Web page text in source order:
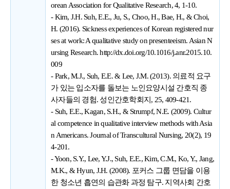
orean Association for Qualitative Research, 4, 1-10.
- Kim, J.H. Suh, E.E., Ju, S., Choo, H., Bae, H., & Choi,
H. (2016). Sickness experiences of Korean registered nur
ses at work: A qualitative study on presenteeism. Asian N
ursing Research.http://dx.doi.org/10.1016/j.anr.2015.10.
009
- Park, M.J., Suh, E.E. & Lee, J.M. (2013). 의료적 요구
가 있는 입소자를 돌보는 노인요양시설 간호직 종
사자들의 경험. 성인간호학회지, 25, 409-421.
- Suh, E.E., Kagan, S.H., & Strumpf, N.E. (2009). Cultur
al competence in qualitative interview methods with Asia
n Americans. Journal of Transcultural Nursing, 20(2), 19
4-201.
- Yoon, S.Y., Lee, Y.J., Suh, E.E., Kim, C.M., Ko, Y., Jang,
M.K., & Hyun, J.H. (2008). 포커스 그룹 면담을 이용
한 청소년 흡연의 습관화 과정 탐구. 지역사회 간호